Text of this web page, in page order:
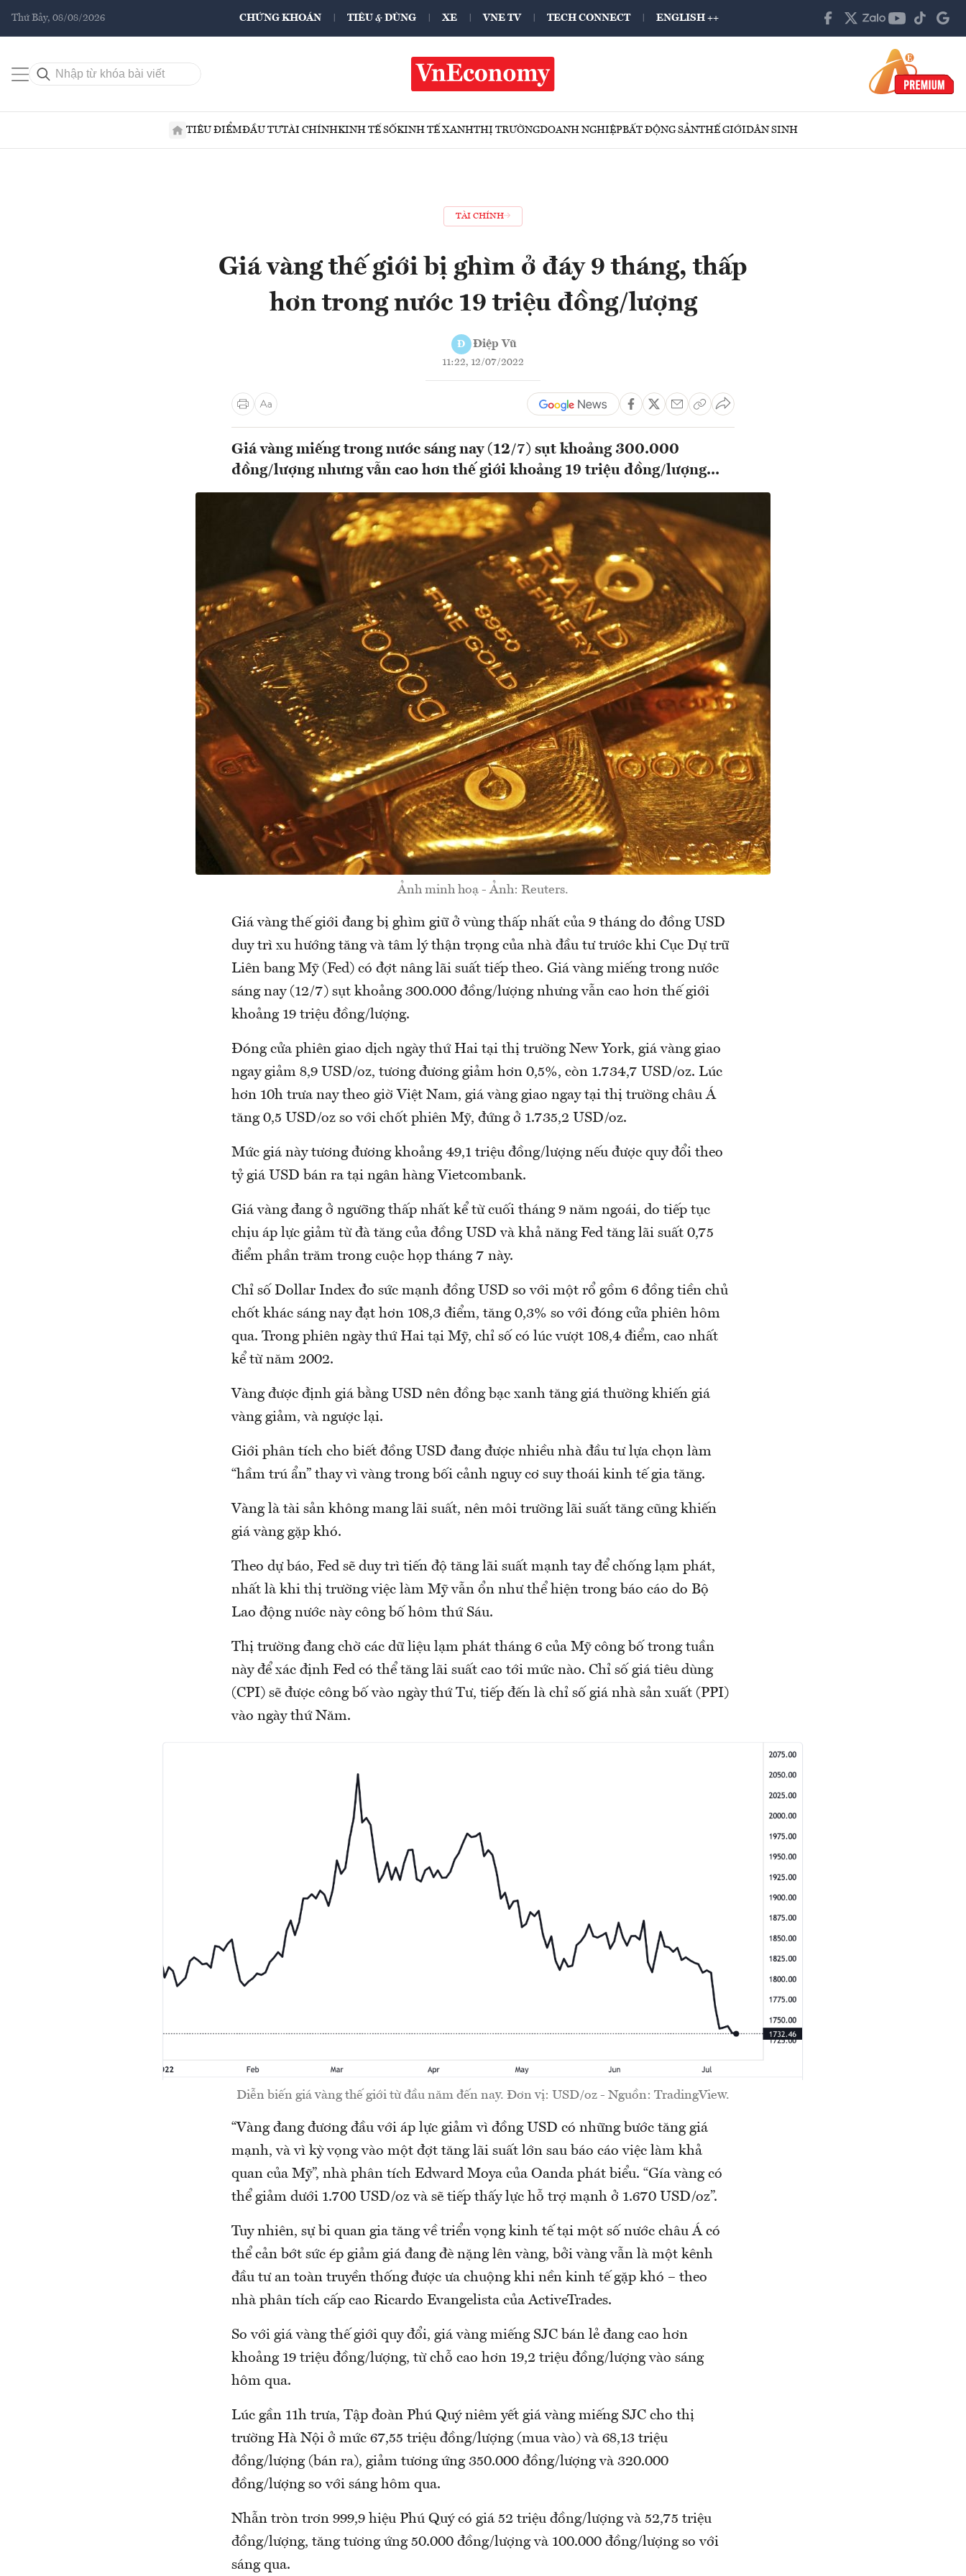
Thứ Bảy, 08/08/2026 CHỨNG KHOÁN TIÊU & DÙNG XE VNE TV TECH CONNECT ENGLISH ++
TIÊU ĐIỂMĐẦU TƯTÀI CHÍNHKINH TẾ SỐKINH TẾ XANHTHỊ TRƯỜNGDOANH NGHIỆPBẤT ĐỘNG SẢNTHẾ GIỚIDÂN SINH
TÀI CHÍNH
Giá vàng thế giới bị ghìm ở đáy 9 tháng, thấp
hơn trong nước 19 triệu đồng/lượng
Đ Điệp Vũ
11:22, 12/07/2022
Giá vàng miếng trong nước sáng nay (12/7) sụt khoảng 300.000
đồng/lượng nhưng vẫn cao hơn thế giới khoảng 19 triệu đồng/lượng...
Ảnh minh hoạ - Ảnh: Reuters.
Giá vàng thế giới đang bị ghìm giữ ở vùng thấp nhất của 9 tháng do đồng USD
duy trì xu hướng tăng và tâm lý thận trọng của nhà đầu tư trước khi Cục Dự trữ
Liên bang Mỹ (Fed) có đợt nâng lãi suất tiếp theo. Giá vàng miếng trong nước
sáng nay (12/7) sụt khoảng 300.000 đồng/lượng nhưng vẫn cao hơn thế giới
khoảng 19 triệu đồng/lượng.
Đóng cửa phiên giao dịch ngày thứ Hai tại thị trường New York, giá vàng giao
ngay giảm 8,9 USD/oz, tương đương giảm hơn 0,5%, còn 1.734,7 USD/oz. Lúc
hơn 10h trưa nay theo giờ Việt Nam, giá vàng giao ngay tại thị trường châu Á
tăng 0,5 USD/oz so với chốt phiên Mỹ, đứng ở 1.735,2 USD/oz.
Mức giá này tương đương khoảng 49,1 triệu đồng/lượng nếu được quy đổi theo
tỷ giá USD bán ra tại ngân hàng Vietcombank.
Giá vàng đang ở ngưỡng thấp nhất kể từ cuối tháng 9 năm ngoái, do tiếp tục
chịu áp lực giảm từ đà tăng của đồng USD và khả năng Fed tăng lãi suất 0,75
điểm phần trăm trong cuộc họp tháng 7 này.
Chỉ số Dollar Index đo sức mạnh đồng USD so với một rổ gồm 6 đồng tiền chủ
chốt khác sáng nay đạt hơn 108,3 điểm, tăng 0,3% so với đóng cửa phiên hôm
qua. Trong phiên ngày thứ Hai tại Mỹ, chỉ số có lúc vượt 108,4 điểm, cao nhất
kể từ năm 2002.
Vàng được định giá bằng USD nên đồng bạc xanh tăng giá thường khiến giá
vàng giảm, và ngược lại.
Giới phân tích cho biết đồng USD đang được nhiều nhà đầu tư lựa chọn làm
“hầm trú ẩn” thay vì vàng trong bối cảnh nguy cơ suy thoái kinh tế gia tăng.
Vàng là tài sản không mang lãi suất, nên môi trường lãi suất tăng cũng khiến
giá vàng gặp khó.
Theo dự báo, Fed sẽ duy trì tiến độ tăng lãi suất mạnh tay để chống lạm phát,
nhất là khi thị trường việc làm Mỹ vẫn ổn như thể hiện trong báo cáo do Bộ
Lao động nước này công bố hôm thứ Sáu.
Thị trường đang chờ các dữ liệu lạm phát tháng 6 của Mỹ công bố trong tuần
này để xác định Fed có thể tăng lãi suất cao tới mức nào. Chỉ số giá tiêu dùng
(CPI) sẽ được công bố vào ngày thứ Tư, tiếp đến là chỉ số giá nhà sản xuất (PPI)
vào ngày thứ Năm.
Diễn biến giá vàng thế giới từ đầu năm đến nay. Đơn vị: USD/oz - Nguồn: TradingView.
“Vàng đang đương đầu với áp lực giảm vì đồng USD có những bước tăng giá
mạnh, và vì kỳ vọng vào một đợt tăng lãi suất lớn sau báo cáo việc làm khả
quan của Mỹ”, nhà phân tích Edward Moya của Oanda phát biểu. “Gía vàng có
thể giảm dưới 1.700 USD/oz và sẽ tiếp thấy lực hỗ trợ mạnh ở 1.670 USD/oz”.
Tuy nhiên, sự bi quan gia tăng về triển vọng kinh tế tại một số nước châu Á có
thể cản bớt sức ép giảm giá đang đè nặng lên vàng, bởi vàng vẫn là một kênh
đầu tư an toàn truyền thống được ưa chuộng khi nền kinh tế gặp khó – theo
nhà phân tích cấp cao Ricardo Evangelista của ActiveTrades.
So với giá vàng thế giới quy đổi, giá vàng miếng SJC bán lẻ đang cao hơn
khoảng 19 triệu đồng/lượng, từ chỗ cao hơn 19,2 triệu đồng/lượng vào sáng
hôm qua.
Lúc gần 11h trưa, Tập đoàn Phú Quý niêm yết giá vàng miếng SJC cho thị
trường Hà Nội ở mức 67,55 triệu đồng/lượng (mua vào) và 68,13 triệu
đồng/lượng (bán ra), giảm tương ứng 350.000 đồng/lượng và 320.000
đồng/lượng so với sáng hôm qua.
Nhẫn tròn trơn 999,9 hiệu Phú Quý có giá 52 triệu đồng/lượng và 52,75 triệu
đồng/lượng, tăng tương ứng 50.000 đồng/lượng và 100.000 đồng/lượng so với
sáng qua.